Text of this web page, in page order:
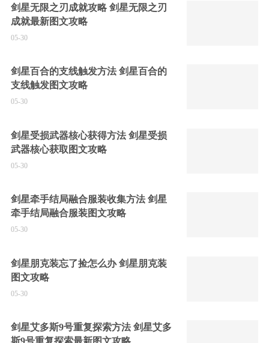
剑星无限之刃成就攻略 剑星无限之刃
成就最新图文攻略
05-30
剑星百合的支线触发方法 剑星百合的
支线触发图文攻略
05-30
剑星受损武器核心获得方法 剑星受损
武器核心获取图文攻略
05-30
剑星牵手结局融合服装收集方法 剑星
牵手结局融合服装图文攻略
05-30
剑星朋克装忘了捡怎么办 剑星朋克装
图文攻略
05-30
剑星艾多斯9号重复探索方法 剑星艾多